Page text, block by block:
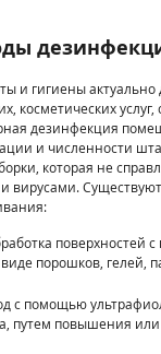
и гигиены актуально
косметических услуг,
дезинфекция
и численности
которая не
вирусами.
поверхностей
порошков, гелей,
с помощью
путем повышения